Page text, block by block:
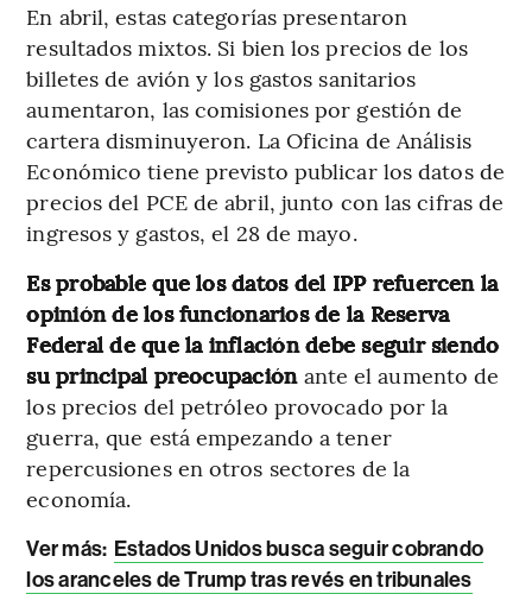
En abril, estas categorías presentaron
resultados mixtos. Si bien los precios de los
billetes de avión y los gastos sanitarios
aumentaron, las comisiones por gestión de
cartera disminuyeron. La Oficina de Análisis
Económico tiene previsto publicar los datos de
precios del PCE de abril, junto con las cifras de
ingresos y gastos, el 28 de mayo.
Es probable que los datos del IPP refuercen la
opinión de los funcionarios de la Reserva
Federal de que la inflación debe seguir siendo
su principal preocupaciónante el aumento de
los precios del petróleo provocado por la
guerra, que está empezando a tener
repercusiones en otros sectores de la
economía.
Ver más: Estados Unidos busca seguir cobrando
los aranceles de Trump tras revés en tribunales